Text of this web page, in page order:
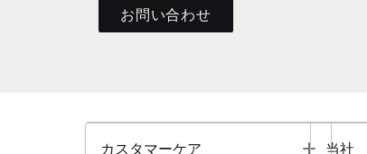
お問い合わせ
カスタマーケア Toggle
当社